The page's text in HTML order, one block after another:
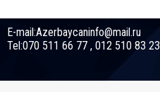
E-mail:Azerbaycaninfo@mail.ru
Tel:070 511 66 77 , 012 510 83 23